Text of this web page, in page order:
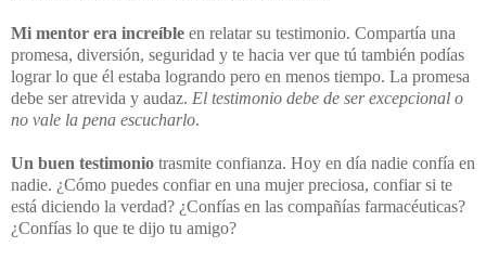
Mi mentor era increíble en relatar su testimonio. Compartía una
promesa, diversión, seguridad y te hacia ver que tú también podías
lograr lo que él estaba logrando pero en menos tiempo. La promesa
debe ser atrevida y audaz. El testimonio debe de ser excepcional o
no vale la pena escucharlo.
Un buen testimonio trasmite confianza. Hoy en día nadie confía en
nadie. ¿Cómo puedes confiar en una mujer preciosa, confiar si te
está diciendo la verdad? ¿Confías en las compañías farmacéuticas?
¿Confías lo que te dijo tu amigo?